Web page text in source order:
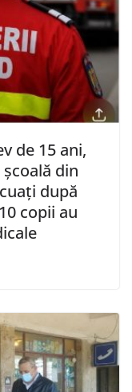
de 15 ani,
din
după
copii au